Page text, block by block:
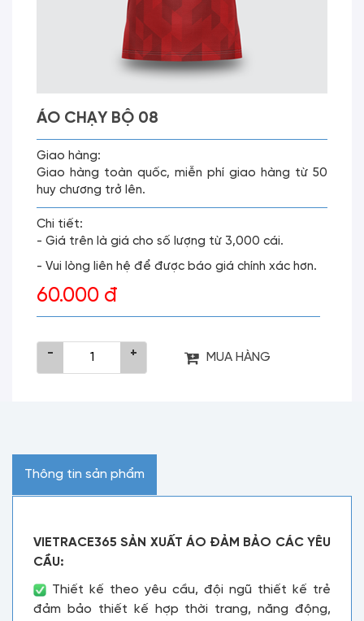
ÁO CHẠY BỘ 08
Giao hàng:
Giao hàng toàn quốc, miễn phí giao hàng từ 50
huy chương trở lên.
Chi tiết:
- Giá trên là giá cho số lượng từ 3,000 cái.
- Vui lòng liên hệ để được báo giá chính xác hơn.
60.000 đ
- + MUA HÀNG
Thông tin sản phẩm
VIETRACE365 SẢN XUẤT ÁO ĐẢM BẢO CÁC YÊU
CẦU:
Thiết kế theo yêu cầu, đội ngũ thiết kế trẻ
đảm bảo thiết kế hợp thời trang, năng động,